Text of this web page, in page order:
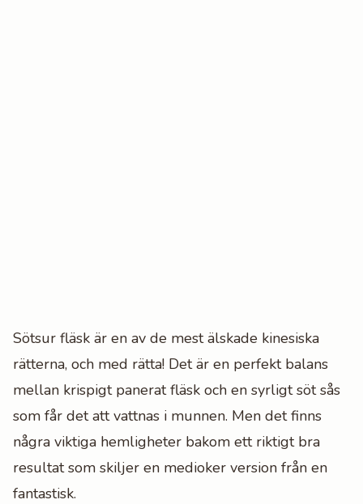
Sötsur fläsk är en av de mest älskade kinesiska
rätterna, och med rätta! Det är en perfekt balans
mellan krispigt panerat fläsk och en syrligt söt sås
som får det att vattnas i munnen. Men det finns
några viktiga hemligheter bakom ett riktigt bra
resultat som skiljer en medioker version från en
fantastisk.